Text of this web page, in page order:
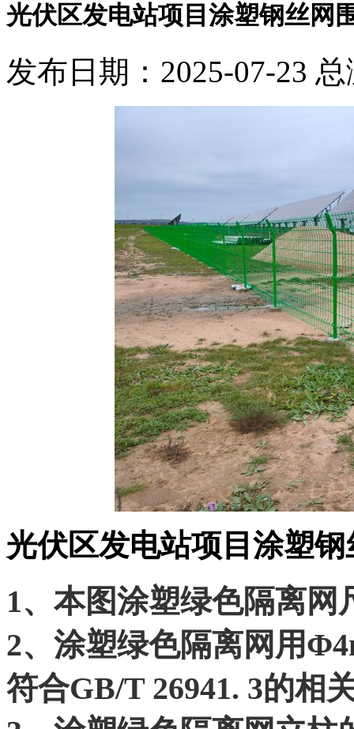
光伏区发电站项目涂塑钢丝网
发布日期：2025-07-23
光伏区发电站项目涂塑
1、本图涂塑绿色隔离网
2、涂塑绿色隔离网用
符合GB/T 26941. 3的相